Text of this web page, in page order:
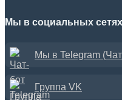
Мы в социальных
Мы в Telegram
Группа VK